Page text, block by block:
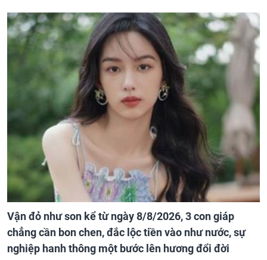
Vận đỏ như son kể từ ngày 8/8/2026, 3 con giáp
chẳng cần bon chen, đắc lộc tiền vào như nước, sự
nghiệp hanh thông một bước lên hương đổi đời